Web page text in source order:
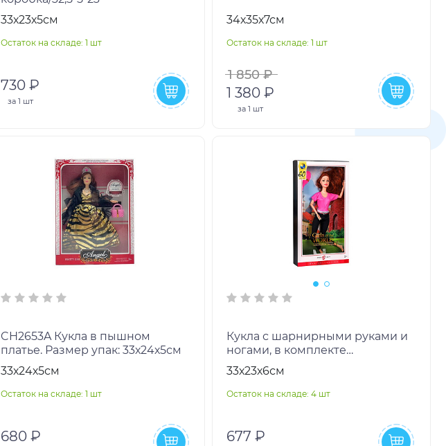
33х23х5см
Остаток на складе: 1 шт
730 ₽
за 1 шт
34х35х7см
Остаток на складе: 1 шт
1 850 ₽
1 380 ₽
за1 шт
CH2653A Кукла в пышном
платье. Размер упак: 33х24х5см
33х24х5см
Остаток на складе: 1 шт
680 ₽
Кукла с шарнирными руками и
ногами, в комплекте
аксессуары, в/к 23*5,5*32,5 см
33х23х6см
Остаток на складе: 4 шт
677 ₽